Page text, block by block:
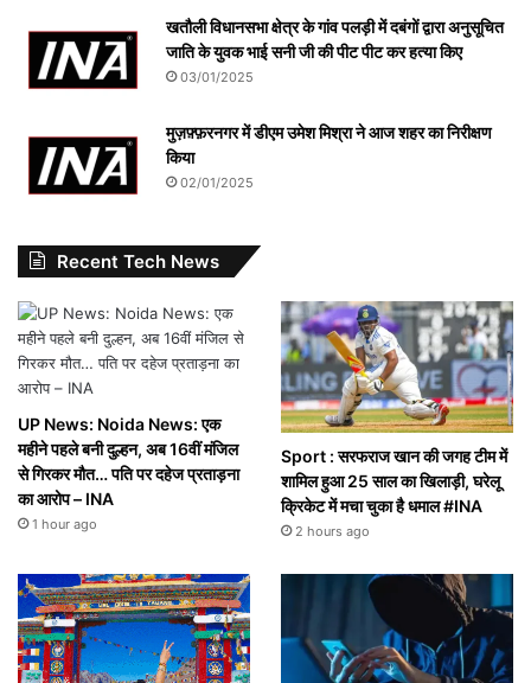
खतौली विधानसभा क्षेत्र के गांव पलड़ी में दबंगों द्वारा अनुसूचित
जाति के युवक भाई सनी जी की पीट पीट कर हत्या किए
03/01/2025
मुज़फ़्फ़रनगर में डीएम उमेश मिश्रा ने आज शहर का निरीक्षण
किया
02/01/2025
Recent Tech News
UP News: Noida News: एक
महीने पहले बनी दुल्हन, अब 16वीं मंजिल
से गिरकर मौत… पति पर दहेज प्रताड़ना
का आरोप – INA
1 hour ago
Sport : सरफराज खान की जगह टीम में
शामिल हुआ 25 साल का खिलाड़ी, घरेलू
क्रिकेट में मचा चुका है धमाल #INA
2 hours ago